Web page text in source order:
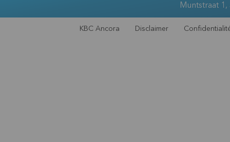
Muntstraat
KBC Ancora Disclaimer